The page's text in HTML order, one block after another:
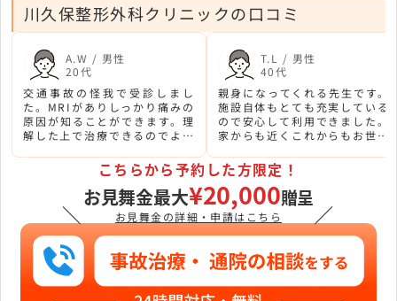
川久保整形外科クリニックの口コミ
A.W / 男性
20代
交通事故の怪我で受診しまし
た。MRIがありしっかり痛みの
原因が知ることができます。理
解した上で治療できるのでよか
T.L / 男性
40代
親身になってくれる先生です。
施設自体もとても充実している
ので安心して利用できました。
家からも近くこれからもお世話
＼
こちらから予約した方限定！
お見舞金最大¥20,000贈呈
お見舞金の詳細・申請はこちら ／